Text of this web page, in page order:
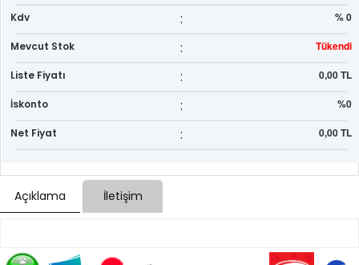
Kdv : % 0
Mevcut Stok : Tükendi
Liste Fiyatı : 0,00 TL
İskonto : %0
Net Fiyat : 0,00 TL
Açıklama İletişim